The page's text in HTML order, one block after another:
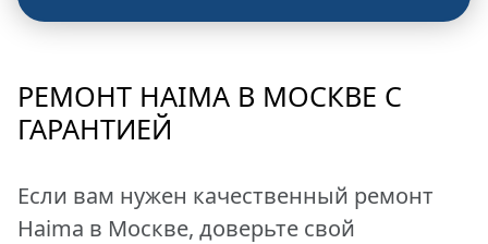
РЕМОНТ HAIMA В МОСКВЕ С
ГАРАНТИЕЙ
Если вам нужен качественный ремонт
Haima в Москве, доверьте свой